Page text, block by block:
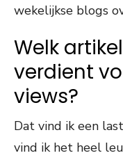
wekelijkse blogs
Welk
verdient
views?
Dat vind ik een
vind ik het heel